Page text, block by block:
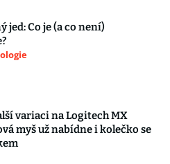
jed: Co je (a co není)
variaci na Logitech MX
myš už nabídne i kolečko se